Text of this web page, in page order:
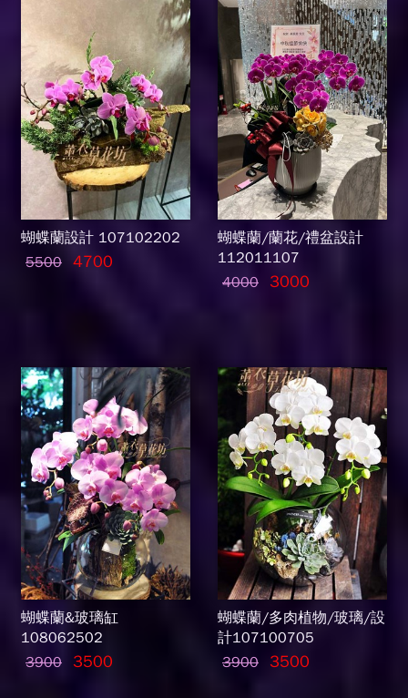
蝴蝶蘭設計 107102202
5500 4700
蝴蝶蘭/蘭花/禮盆設計
112011107
4000
3000
蝴蝶蘭&玻璃缸
108062502
3900
3500
蝴蝶蘭/多肉植物/玻璃/設
計107100705
3900 3500